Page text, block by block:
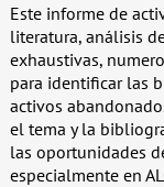
Este informe de
literatura, análisis
exhaustivas,
para identificar las
activos
el tema y la
las oportunidades
especialmente en